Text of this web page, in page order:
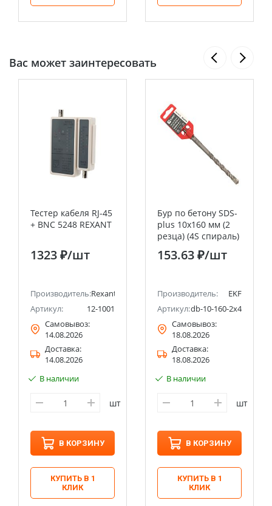
Вас может заинтересовать
Тестер кабеля RJ-45
+ BNC 5248 REXANT
1323 ₽/шт
Производитель:Rexant
Артикул:
12-1001
Самовывоз:
14.08.2026
Доставка:
14.08.2026
В наличии
шт
В КОРЗИНУ
КУПИТЬ В 1
КЛИК
Бур по бетону SDS-
plus 10х160 мм (2
резца) (4S спираль)
EKF Master
153.63 ₽/шт
Производитель:
EKF
Артикул:db-10-160-2x4
Самовывоз:
18.08.2026
Доставка:
18.08.2026
В наличии
шт
В КОРЗИНУ
КУПИТЬ В 1
КЛИК